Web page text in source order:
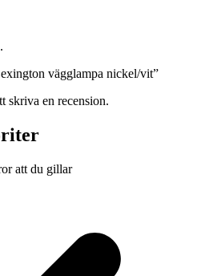
vägglampa nickel/vit”
skriva en recension.
att du gillar